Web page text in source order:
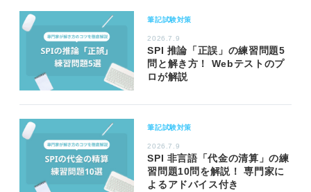
筆記試験対策
2026.7.9
SPI 推論「正誤」の練習問題5
問と解き方！ Webテストのプ
ロが解説
筆記試験対策
2026.7.9
SPI 非言語「代金の清算」の練
習問題10問を解説！ 専門家に
よるアドバイス付き